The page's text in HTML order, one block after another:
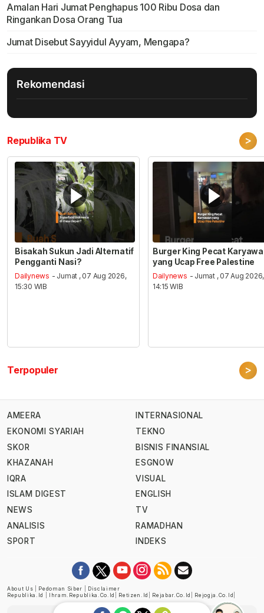
Amalan Hari Jumat Penghapus 100 Ribu Dosa dan
Ringankan Dosa Orang Tua
Jumat Disebut Sayyidul Ayyam, Mengapa?
Rekomendasi
Republika TV >
Bisakah Sukun Jadi Alternatif
Pengganti Nasi?
Dailynews - Jumat , 07 Aug 2026,
15:30 WIB
Burger King Pecat
yang Ucap Free Palestine
Dailynews - Jumat , 07 Aug 2026,
14:15 WIB
Terpopuler >
AMEERA
EKONOMI SYARIAH
SKOR
KHAZANAH
IQRA
ISLAM DIGEST
NEWS
ANALISIS
SPORT
INTERNASIONAL
TEKNO
BISNIS FINANSIAL
ESGNOW
VISUAL
ENGLISH
TV
RAMADHAN
INDEKS
About Us Pedoman Siber
Disclaimer
Republika.id
Ihram.republika.co.id Retizen.id Rejabar.co.id Rejogja.co.id